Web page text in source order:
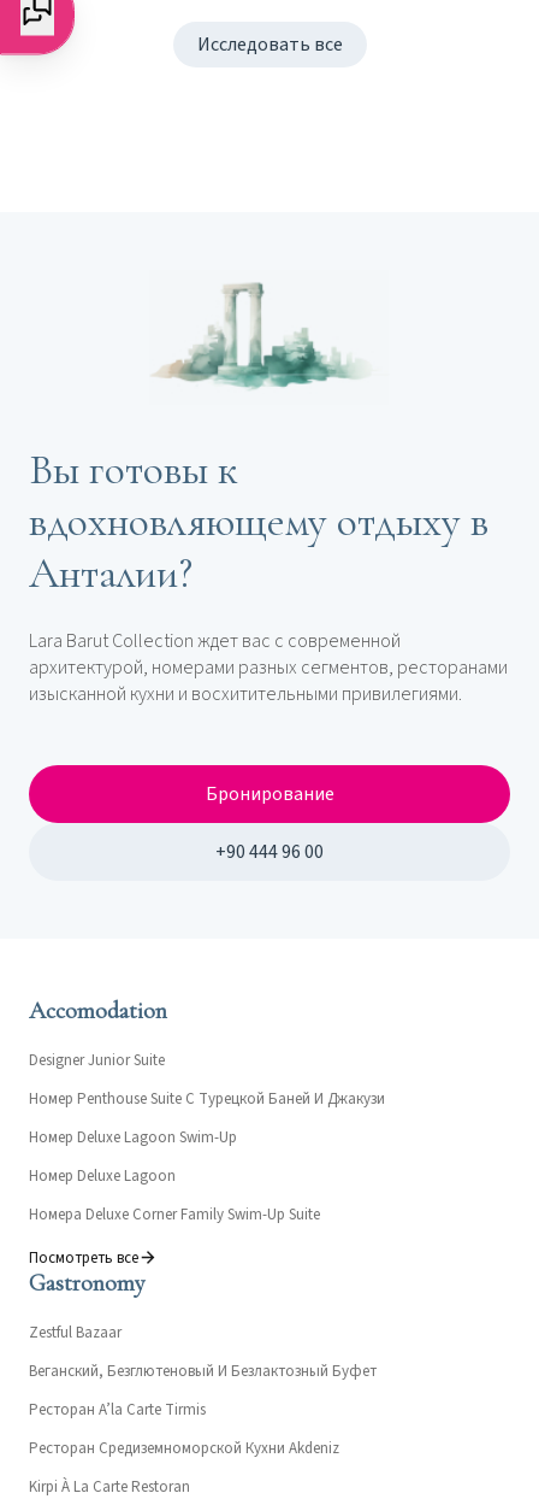
Исследовать все
Вы готовы к
вдохновляющему отдыху в
Анталии?
Lara Barut Collection ждет вас с современной
архитектурой, номерами разных сегментов, ресторанами
изысканной кухни и восхитительными привилегиями.
Бронирование
+90 444 96 00
Accomodation
Designer Junior Suite
Номер Penthouse Suite С Турецкой Баней И Джакузи
Номер Deluxe Lagoon Swim-Up
Номер Deluxe Lagoon
Номера Deluxe Corner Family Swim-Up Suite
Посмотреть все
Gastronomy
Zestful Bazaar
Веганский, Безглютеновый И Безлактозный Буфет
Ресторан A’la Carte Tirmis
Ресторан Средиземноморской Кухни Akdeniz
Kirpi À La Carte Restoran